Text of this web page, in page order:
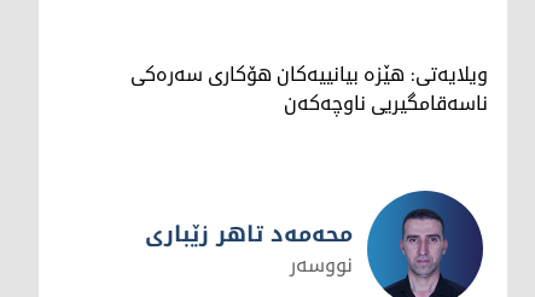
ویلایەتی: هێزە بیانییەکان هۆکاری سەرەکی
ناسەقامگیریی ناوچەکەن
محەمەد تاهر زێبارى
نووسەر